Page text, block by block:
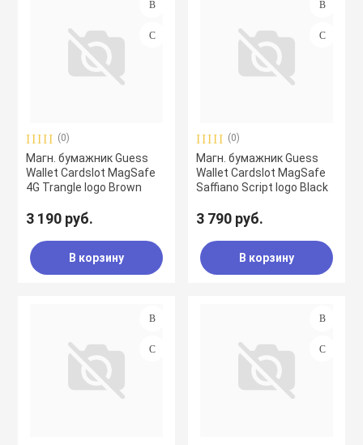
(0)
Магн. бумажник Guess
Wallet Cardslot MagSafe
4G Trangle logo Brown
3 190 руб.
В корзину
(0)
Магн. бумажник Guess
Wallet Cardslot MagSafe
Saffiano Script logo Black
3 790 руб.
В корзину